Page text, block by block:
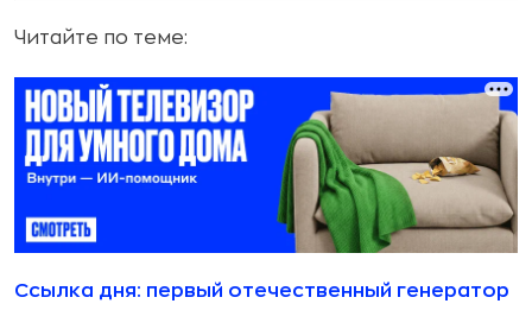
Читайте по теме:
Ссылка дня: первый отечественный генератор